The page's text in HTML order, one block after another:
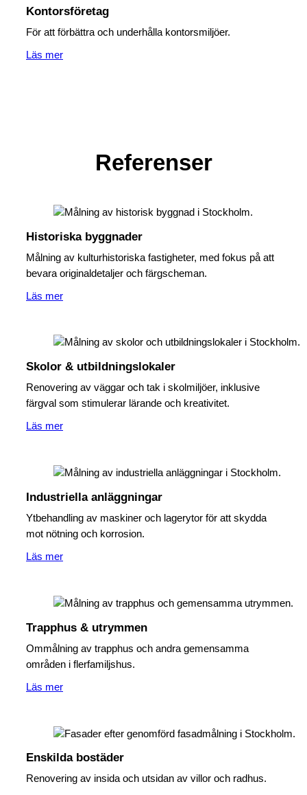
Kontorsföretag
För att förbättra och underhålla kontorsmiljöer.
Läs mer
Referenser
Historiska byggnader
Målning av kulturhistoriska fastigheter, med fokus på att
bevara originaldetaljer och färgscheman.
Läs mer
Skolor & utbildningslokaler
Renovering av väggar och tak i skolmiljöer, inklusive
färgval som stimulerar lärande och kreativitet.
Läs mer
Industriella anläggningar
Ytbehandling av maskiner och lagerytor för att skydda
mot nötning och korrosion.
Läs mer
Trapphus & utrymmen
Ommålning av trapphus och andra gemensamma
områden i flerfamiljshus.
Läs mer
Enskilda bostäder
Renovering av insida och utsidan av villor och radhus.